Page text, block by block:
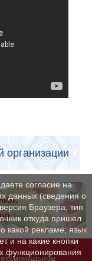
организации
согласие на
данных (сведения о
Браузера; тип
откуда пришел
какой рекламе; язык
и на какие кнопки
функционирования